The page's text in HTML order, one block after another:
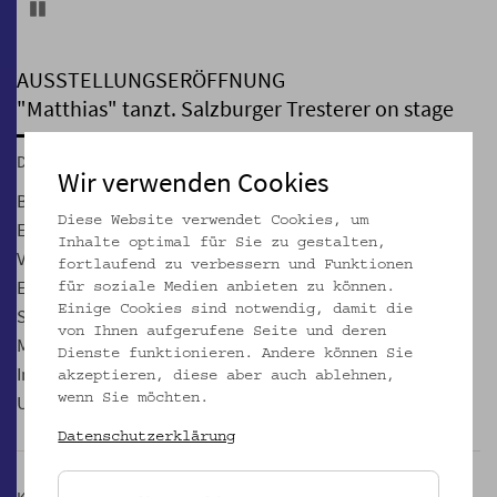
AUSSTELLUNGSERÖFFNUNG
"Matthias" tanzt. Salzburger Tresterer on stage
Do, 17.11.2016, 19:00
Begrüßung: Direktor Matthias Beitl
Einführung in das Projekt: Kathrin Pallestrang,
Volkskundemuseum
Eröffnungsvortrag: Ulrike Kammerhofer-Aggermann,
Salzburger Landesinstitut für Volkskunde
Musikbegleitung: Blechbläserensemble des Joseph Haydn
Instituts für Kammermusik, Alte Musik und Neue Musik der
Universität für Musik und darstellende Kunst Wien
Wir verwenden Cookies
Diese Website verwendet Cookies, um
Inhalte optimal für Sie zu gestalten,
fortlaufend zu verbessern und Funktionen
für soziale Medien anbieten zu können.
Einige Cookies sind notwendig, damit die
von Ihnen aufgerufene Seite und deren
Dienste funktionieren. Andere können Sie
akzeptieren, diese aber auch ablehnen,
wenn Sie möchten.
Datenschutzerklärung